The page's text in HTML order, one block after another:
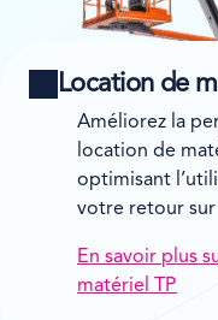
Location de
Améliorez la
location de
optimisant
votre retour sur
En savoir plus
matériel TP